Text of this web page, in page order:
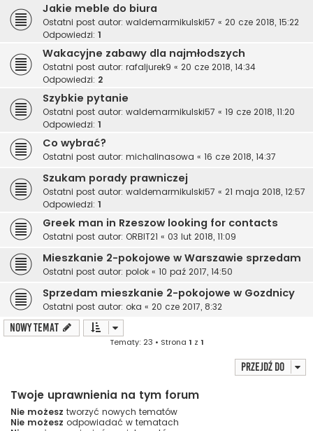
Jakie meble do biura
Ostatni post autor: waldemarmikulski57 « 20 cze 2018, 15:22
Odpowiedzi: 1
Wakacyjne zabawy dla najmłodszych
Ostatni post autor: rafaljurek9 « 20 cze 2018, 14:34
Odpowiedzi: 2
Szybkie pytanie
Ostatni post autor: waldemarmikulski57 « 19 cze 2018, 11:20
Odpowiedzi: 1
Co wybrać?
Ostatni post autor: michalinasowa « 16 cze 2018, 14:37
Szukam porady prawniczej
Ostatni post autor: waldemarmikulski57 « 21 maja 2018, 12:57
Odpowiedzi: 1
Greek man in Rzeszow looking for contacts
Ostatni post autor: ORBIT21 « 03 lut 2018, 11:09
Mieszkanie 2-pokojowe w Warszawie sprzedam
Ostatni post autor: polok « 10 paź 2017, 14:50
Sprzedam mieszkanie 2-pokojowe w Gozdnicy
Ostatni post autor: oka « 20 cze 2017, 8:32
NOWY TEMAT
Tematy: 23 • Strona 1 z 1
Przejdź do
Twoje uprawnienia na tym forum
Nie możesz tworzyć nowych tematów
Nie możesz odpowiadać w tematach